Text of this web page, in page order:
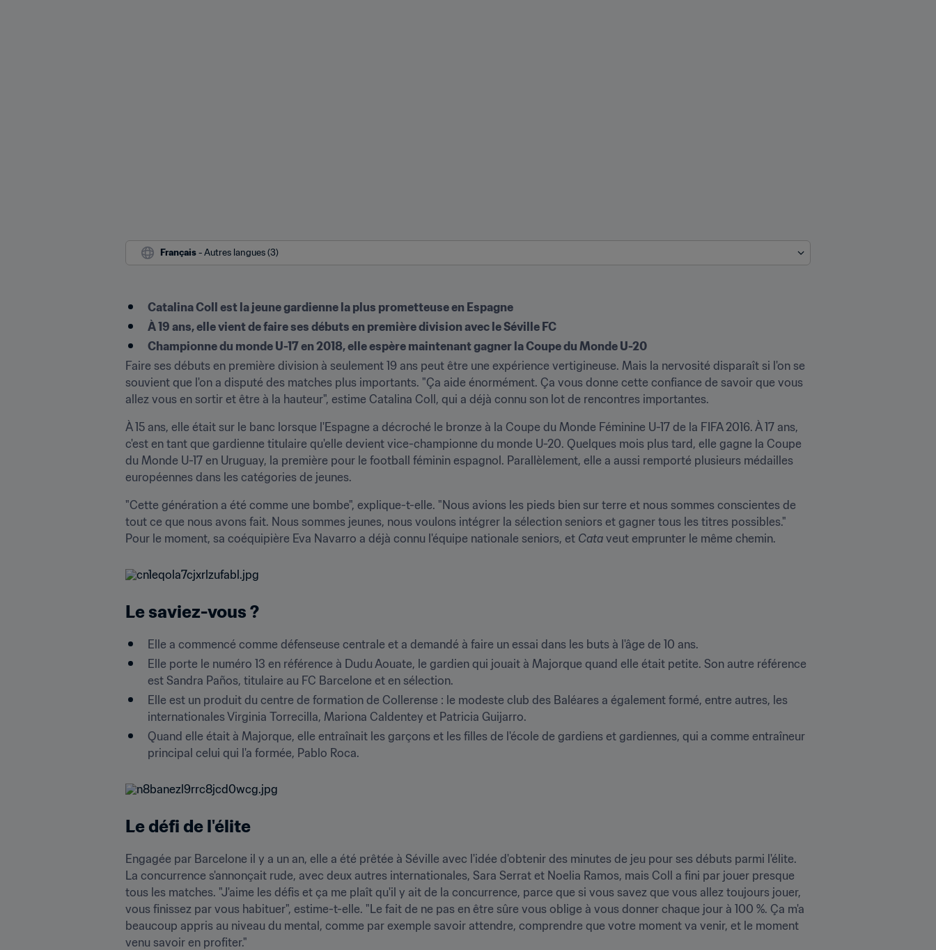
Français - Autres langues (3)
Catalina Coll est la jeune gardienne la plus prometteuse en Espagne
À 19 ans, elle vient de faire ses débuts en première division avec le Séville FC
Championne du monde U-17 en 2018, elle espère maintenant gagner la Coupe du Monde U-20
Faire ses débuts en première division à seulement 19 ans peut être une expérience vertigineuse. Mais la nervosité disparaît si l'on se
souvient que l'on a disputé des matches plus importants. "Ça aide énormément. Ça vous donne cette confiance de savoir que vous
allez vous en sortir et être à la hauteur", estime Catalina Coll, qui a déjà connu son lot de rencontres importantes.
À 15 ans, elle était sur le banc lorsque l'Espagne a décroché le bronze à la Coupe du Monde Féminine U-17 de la FIFA 2016. À 17 ans,
c'est en tant que gardienne titulaire qu'elle devient vice-championne du monde U-20. Quelques mois plus tard, elle gagne la Coupe
du Monde U-17 en Uruguay, la première pour le football féminin espagnol. Parallèlement, elle a aussi remporté plusieurs médailles
européennes dans les catégories de jeunes.
"Cette génération a été comme une bombe", explique-t-elle. "Nous avions les pieds bien sur terre et nous sommes conscientes de
tout ce que nous avons fait. Nous sommes jeunes, nous voulons intégrer la sélection seniors et gagner tous les titres possibles."
Pour le moment, sa coéquipière Eva Navarro a déjà connu l'équipe nationale seniors, et Cata veut emprunter le même chemin.
Le saviez-vous ?
Elle a commencé comme défenseuse centrale et a demandé à faire un essai dans les buts à l'âge de 10 ans.
Elle porte le numéro 13 en référence à Dudu Aouate, le gardien qui jouait à Majorque quand elle était petite. Son autre référence
est Sandra Paños, titulaire au FC Barcelone et en sélection.
Elle est un produit du centre de formation de Collerense : le modeste club des Baléares a également formé, entre autres, les
internationales Virginia Torrecilla, Mariona Caldentey et Patricia Guijarro.
Quand elle était à Majorque, elle entraînait les garçons et les filles de l'école de gardiens et gardiennes, qui a comme entraîneur
principal celui qui l'a formée, Pablo Roca.
Le défi de l'élite
Engagée par Barcelone il y a un an, elle a été prêtée à Séville avec l'idée d'obtenir des minutes de jeu pour ses débuts parmi l'élite.
La concurrence s'annonçait rude, avec deux autres internationales, Sara Serrat et Noelia Ramos, mais Coll a fini par jouer presque
tous les matches. "J'aime les défis et ça me plaît qu'il y ait de la concurrence, parce que si vous savez que vous allez toujours jouer,
vous finissez par vous habituer", estime-t-elle. "Le fait de ne pas en être sûre vous oblige à vous donner chaque jour à 100 %. Ça m'a
beaucoup appris au niveau du mental, comme par exemple savoir attendre, comprendre que votre moment va venir, et le moment
venu savoir en profiter."